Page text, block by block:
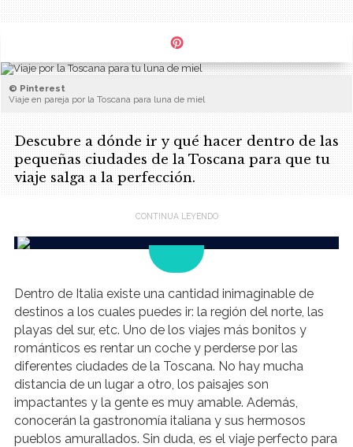
© Pinterest
Viaje en pareja por la Toscana para luna de miel
Descubre a dónde ir y qué hacer dentro de las
pequeñas ciudades de la Toscana para que tu
viaje salga a la perfección.
Dentro de Italia existe una cantidad inimaginable de
destinos a los cuales puedes ir: la región del norte, las
playas del sur, etc. Uno de los viajes más bonitos y
románticos es rentar un coche y perderse por las
diferentes ciudades de la Toscana. No hay mucha
distancia de un lugar a otro, los paisajes son
impactantes y la gente es muy amable. Además,
conocerán la gastronomía italiana y sus hermosos
pueblos amurallados. Sin duda, es el viaje perfecto para